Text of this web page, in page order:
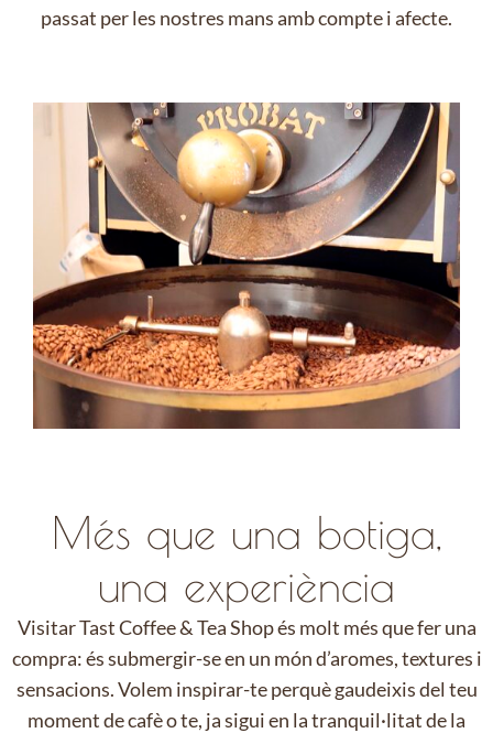
passat per les nostres mans amb compte i afecte.
Més que una botiga,
una experiència
Visitar Tast Coffee & Tea Shop és molt més que fer una
compra: és submergir-se en un món d’aromes, textures i
sensacions. Volem inspirar-te perquè gaudeixis del teu
moment de cafè o te, ja sigui en la tranquil·litat de la